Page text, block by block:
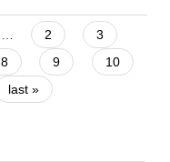
2
3
8 9
10
last »